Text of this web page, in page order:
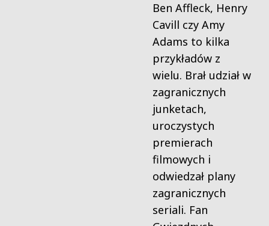
Ben Affleck, Henry
Cavill czy Amy
Adams to kilka
przykładów z
wielu. Brał udział w
zagranicznych
junketach,
uroczystych
premierach
filmowych i
odwiedzał plany
zagranicznych
seriali. Fan